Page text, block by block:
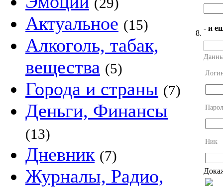
Актуальное (15)
Алкоголь, табак,
вещества (5)
Города и страны (7)
Деньги, Финансы
(13)
Дневник (7)
Журналы, Радио,
8.
- и
Ник